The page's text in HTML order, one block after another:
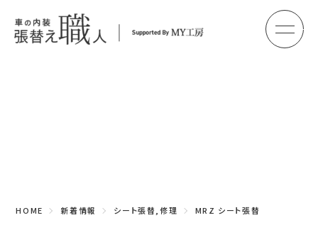
メ
HOME 新着情報 シート張替,修理 MRZ シート張替